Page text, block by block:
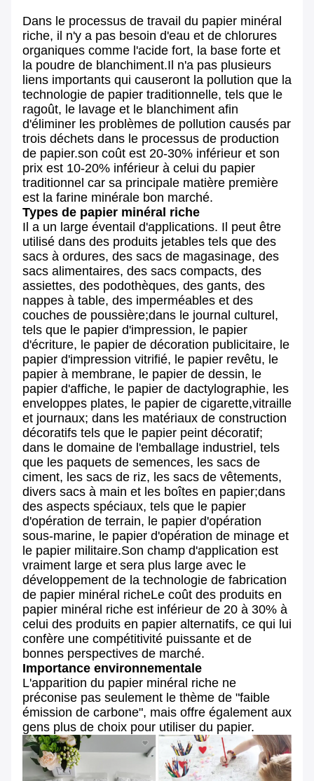
Dans le processus de travail du papier minéral
riche, il n'y a pas besoin d'eau et de chlorures
organiques comme l'acide fort, la base forte et
la poudre de blanchiment.Il n'a pas plusieurs
liens importants qui causeront la pollution que la
technologie de papier traditionnelle, tels que le
ragoût, le lavage et le blanchiment afin
d'éliminer les problèmes de pollution causés par
trois déchets dans le processus de production
de papier.son coût est 20-30% inférieur et son
prix est 10-20% inférieur à celui du papier
traditionnel car sa principale matière première
est la farine minérale bon marché.
Types de papier minéral riche
Il a un large éventail d'applications. Il peut être
utilisé dans des produits jetables tels que des
sacs à ordures, des sacs de magasinage, des
sacs alimentaires, des sacs compacts, des
assiettes, des podothèques, des gants, des
nappes à table, des imperméables et des
couches de poussière;dans le journal culturel,
tels que le papier d'impression, le papier
d'écriture, le papier de décoration publicitaire, le
papier d'impression vitrifié, le papier revêtu, le
papier à membrane, le papier de dessin, le
papier d'affiche, le papier de dactylographie, les
enveloppes plates, le papier de cigarette,vitraille
et journaux; dans les matériaux de construction
décoratifs tels que le papier peint décoratif;
dans le domaine de l'emballage industriel, tels
que les paquets de semences, les sacs de
ciment, les sacs de riz, les sacs de vêtements,
divers sacs à main et les boîtes en papier;dans
des aspects spéciaux, tels que le papier
d'opération de terrain, le papier d'opération
sous-marine, le papier d'opération de minage et
le papier militaire.Son champ d'application est
vraiment large et sera plus large avec le
développement de la technologie de fabrication
de papier minéral richeLe coût des produits en
papier minéral riche est inférieur de 20 à 30% à
celui des produits en papier alternatifs, ce qui lui
confère une compétitivité puissante et de
bonnes perspectives de marché.
Importance environnementale
L'apparition du papier minéral riche ne
préconise pas seulement le thème de "faible
émission de carbone", mais offre également aux
gens plus de choix pour utiliser du papier.